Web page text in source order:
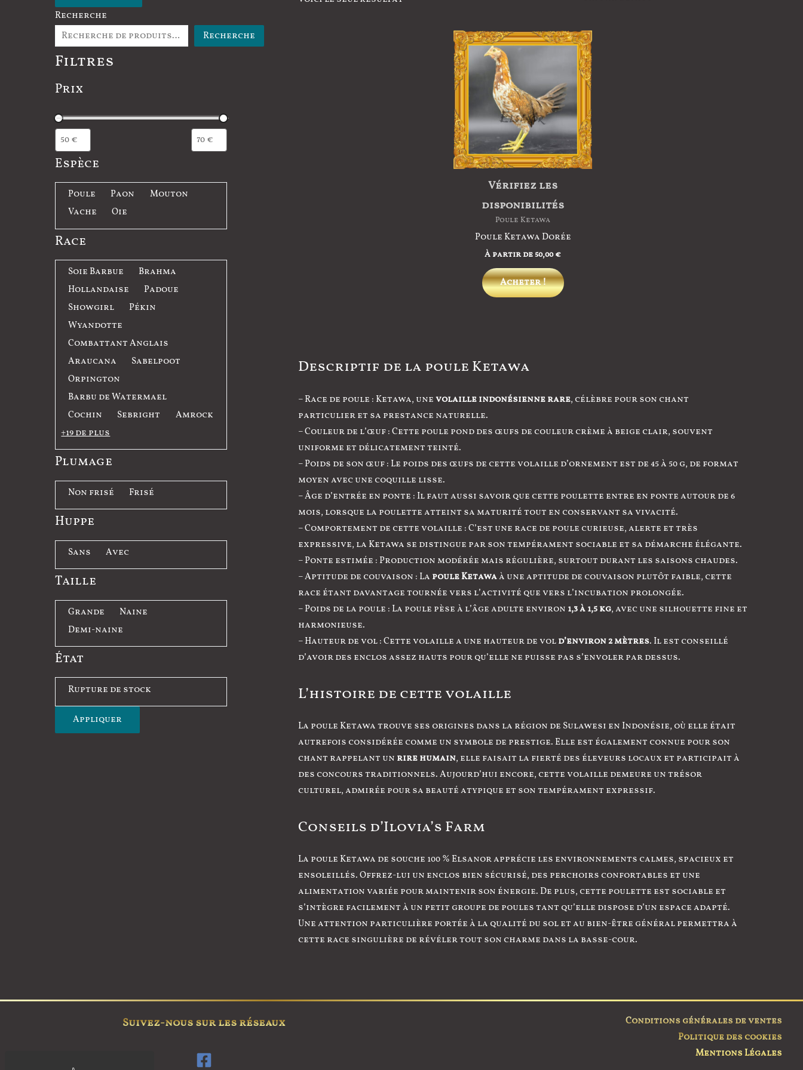
Recherche
Recherche
Filtres
Prix
Espèce
p
è
Poule Paon
Mouton
Vache
Oie
Race
Soie Barbue
Brahma
Hollandaise
Padoue
Showgirl
Pékin
Wyandotte
Combattant Anglais
Araucana
Sabelpoot
Orpington
Barbu de Watermael
Cochin
Sebright
Amrock
+19 de plus
Plumage
l
u
g
e
Non frisé Frisé
Huppe
u
p
Sans Avec
Taille
i
l
Grande
Naine
Demi-naine
État
t
Rupture de stock
Appliquer
Vérifiez les
disponibilités
Poule Ketawa
Poule Ketawa Dorée
À partir de50,00€
Acheter !
produit
être
sur
page
produit
Descriptif de la poule Ketawa
– Race de poule : Ketawa, unevolaille indonésienne rare, célèbre pour son chant
particulier et sa prestance naturelle.
– Couleur de l’œuf : Cette poule pond des œufs de couleur crème à beige clair, souvent
uniforme et délicatement teinté.
– Poids de son œuf : Le poids des œufs de cette volaille d’ornement est de 45 à 50 g, de format
moyen avec une coquille lisse.
– Âge d’entrée en ponte : Il faut aussi savoir que cette poulette entre en ponte autour de 6
mois, lorsque la poulette atteint sa maturité tout en conservant sa vivacité.
– Comportement de cette volaille : C’est une race de poule curieuse, alerte et très
expressive, la Ketawa se distingue par son tempérament sociable et sa démarche élégante.
– Ponte estimée : Production modérée mais régulière, surtout durant les saisons chaudes.
– Aptitude de couvaison : La poule Ketawaà une aptitude de couvaison plutôt faible, cette
race étant davantage tournée vers l’activité que vers l’incubation prolongée.
– Poids de la poule : La poule pèse à l’âge adulte environ 1,3 à 1,5 kg, avec une silhouette fine et
harmonieuse.
– Hauteur de vol : Cette volaille a une hauteur de vold’environ 2 mètres. Il est conseillé
d’avoir des enclos assez hauts pour qu’elle ne puisse pas s’envoler par dessus.
L’histoire de cette volaille
La poule Ketawa trouve ses origines dans la région de Sulawesi en Indonésie, où elle était
autrefois considérée comme un symbole de prestige. Elle est également connue pour son
chant rappelant un rire humain, elle faisait la fierté des éleveurs locaux et participait à
des concours traditionnels. Aujourd’hui encore, cette volaille demeure un trésor
culturel, admirée pour sa beauté atypique et son tempérament expressif.
Conseils d’Ilovia’s Farm
La poule Ketawa de souche 100 % Elsanor apprécie les environnements calmes, spacieux et
ensoleillés. Offrez-lui un enclos bien sécurisé, des perchoirs confortables et une
alimentation variée pour maintenir son énergie. De plus, cette poulette est sociable et
s’intègre facilement à un petit groupe de poules tant qu’elle dispose d’un espace adapté.
Une attention particulière portée à la qualité du sol et au bien-être général permettra à
cette race singulière de révéler tout son charme dans la basse-cour.
Suivez-nous sur les réseaux
Conditions générales de ventes
Politique des cookies
Mentions Légales